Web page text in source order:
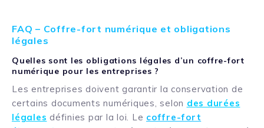
FAQ – Coffre-fort numérique et obligations
légales
Quelles sont les obligations légales d’un coffre-fort
numérique pour les entreprises ?
Les entreprises doivent garantir la conservation de
certains documents numériques, selon des durées
légales définies par la loi. Le coffre-fort